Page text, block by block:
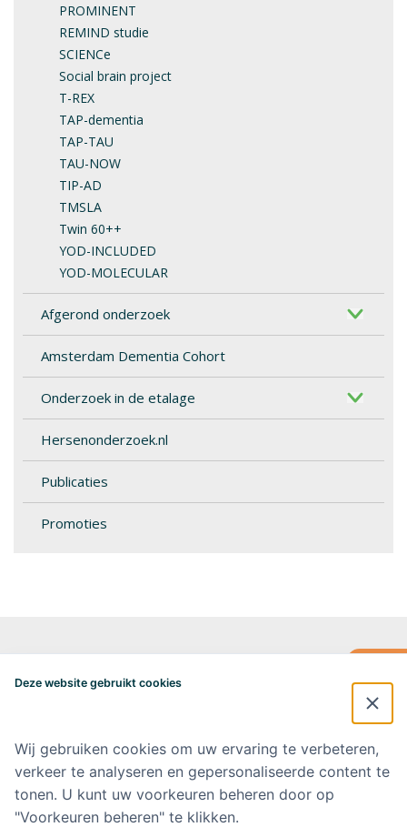
PROMINENT
REMIND studie
SCIENCe
Social brain project
T-REX
TAP-dementia
TAP-TAU
TAU-NOW
TIP-AD
TMSLA
Twin 60++
YOD-INCLUDED
YOD-MOLECULAR
Afgerond onderzoek
Amsterdam Dementia Cohort
Onderzoek in de etalage
Hersenonderzoek.nl
Publicaties
Promoties
Postbus 7057
alzheimercentrum@amsterdamumc.nl
Doneer via: NL 42 INGB 0006 9052 76 Ten name van: Stichting Steun
Alzheimercentrum Amsterdam
Amsterdam UMC
Deze website gebruikt cookies
Wij gebruiken cookies om uw ervaring te verbeteren,
verkeer te analyseren en gepersonaliseerde content te
tonen. U kunt uw voorkeuren beheren door op
"Voorkeuren beheren" te klikken.